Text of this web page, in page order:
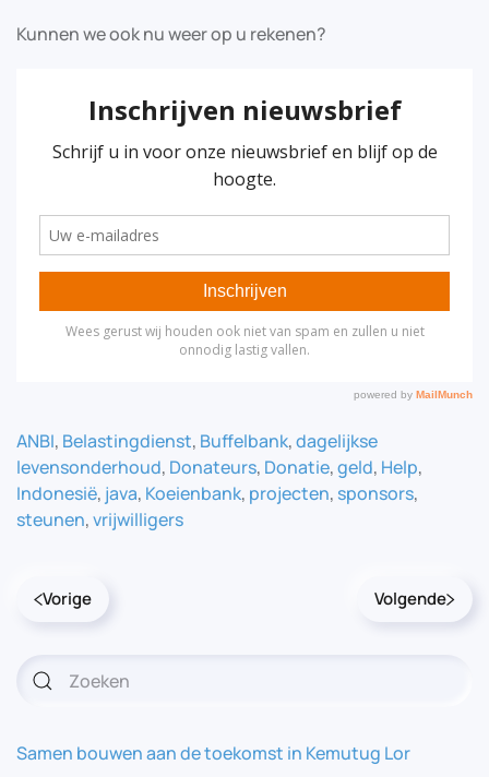
Kunnen we ook nu weer op u rekenen?
ANBI, Belastingdienst, Buffelbank,dagelijkse
levensonderhoud, Donateurs, Donatie,geld, Help,
Indonesië, java, Koeienbank, projecten, sponsors,
steunen,vrijwilligers
Vorige Volgende
Samen bouwen aan de toekomst in Kemutug Lor